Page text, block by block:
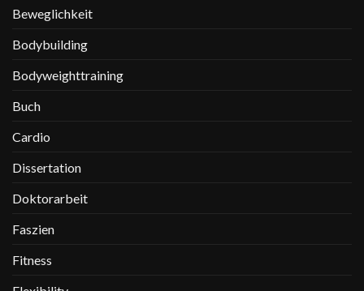
Beweglichkeit
Bodybuilding
Bodyweighttraining
Buch
Cardio
Dissertation
Doktorarbeit
Faszien
Fitness